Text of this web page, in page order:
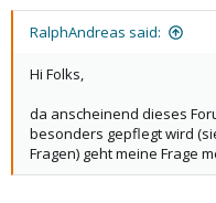
RalphAndreas said:
Hi Folks,
da anscheinend dieses
besonders gepflegt wird
Fragen) geht meine Frage